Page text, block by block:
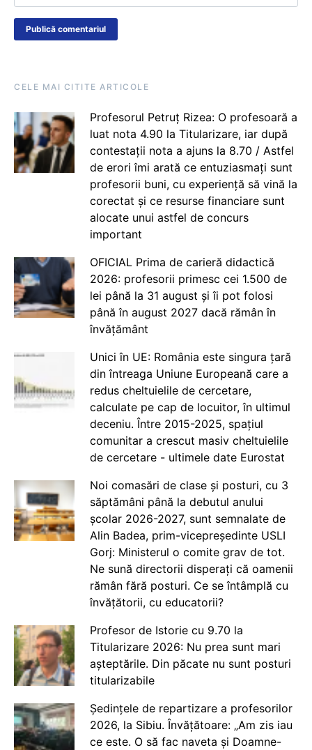
CELE MAI CITITE ARTICOLE
Profesorul Petruț Rizea: O profesoară a
luat nota 4.90 la Titularizare, iar după
contestații nota a ajuns la 8.70 / Astfel
de erori îmi arată ce entuziasmați sunt
profesorii buni, cu experiență să vină la
corectat și ce resurse financiare sunt
alocate unui astfel de concurs
important
OFICIAL Prima de carieră didactică
2026: profesorii primesc cei 1.500 de
lei până la 31 august și îi pot folosi
până în august 2027 dacă rămân în
învățământ
Unici în UE: România este singura țară
din întreaga Uniune Europeană care a
redus cheltuielile de cercetare,
calculate pe cap de locuitor, în ultimul
deceniu. Între 2015-2025, spațiul
comunitar a crescut masiv cheltuielile
de cercetare - ultimele date Eurostat
Noi comasări de clase și posturi, cu 3
săptămâni până la debutul anului
școlar 2026-2027, sunt semnalate de
Alin Badea, prim-vicepreședinte USLI
Gorj: Ministerul o comite grav de tot.
Ne sună directorii disperați că oamenii
rămân fără posturi. Ce se întâmplă cu
învățătorii, cu educatorii?
Profesor de Istorie cu 9.70 la
Titularizare 2026: Nu prea sunt mari
așteptările. Din păcate nu sunt posturi
titularizabile
Ședințele de repartizare a profesorilor
2026, la Sibiu. Învățătoare: „Am zis iau
ce este. O să fac naveta și Doamne-